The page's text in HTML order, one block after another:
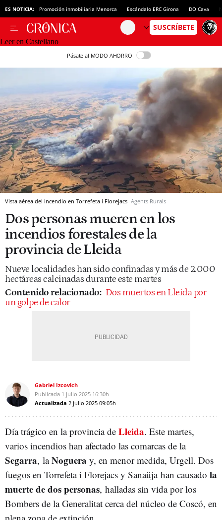
ES NOTICIA: Promoción inmobiliaria Menorca Escándalo ERC Girona DO Cava
Leer en Castellano
Pásate al MODO AHORRO
Vista aérea del incendio en Torrefeta i Florejacs Agents Rurals
Dos personas mueren en los
incendios forestales de la
provincia de Lleida
Nueve localidades han sido confinadas y más de 2.000
hectáreas calcinadas durante este martes
Contenido relacionado: Dos muertos en Lleida por
un golpe de calor
Gabriel Izcovich
Publicada 1 julio 2025 16:30h
Actualizada 2 julio 2025 09:05h
Día trágico en la provincia de Lleida. Este martes,
varios incendios han afectado las comarcas de la
Segarra, laNoguera y, en menor medida, Urgell. Dos
fuegos en Torrefeta i Florejacs y Sanaüja han causado la
muerte de dos personas, halladas sin vida por los
Bombers de la Generalitat cerca del núcleo de Coscó, en